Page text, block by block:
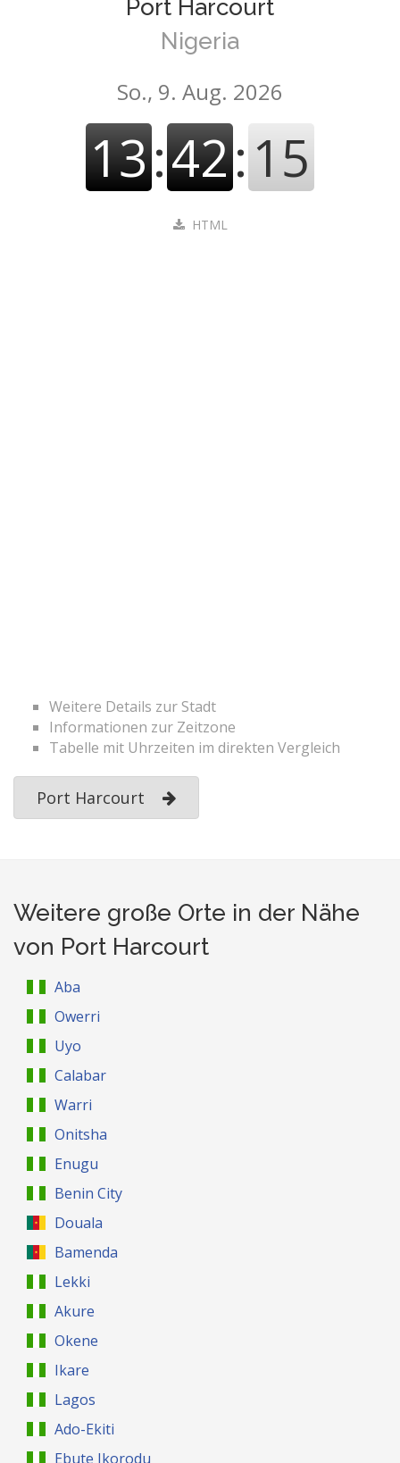
Port Harcourt
Nigeria
So., 9. Aug. 2026
13:42:16
HTML
Weitere Details zur Stadt
Informationen zur Zeitzone
Tabelle mit Uhrzeiten im direkten Vergleich
Port Harcourt
Weitere große Orte in der Nähe
von Port Harcourt
Aba
Owerri
Uyo
Calabar
Warri
Onitsha
Enugu
Benin City
Douala
Bamenda
Lekki
Akure
Okene
Ikare
Lagos
Ado-Ekiti
Ebute Ikorodu